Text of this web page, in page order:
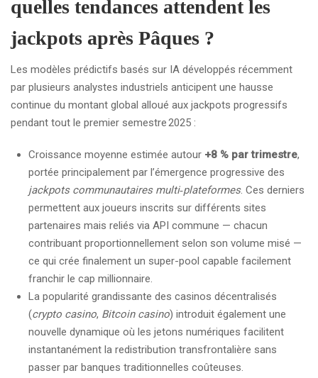
quelles tendances attendent les
jackpots après Pâques ?
Les modèles prédictifs basés sur IA développés récemment
par plusieurs analystes industriels anticipent une hausse
continue du montant global alloué aux jackpots progressifs
pendant tout le premier semestre 2025 :
Croissance moyenne estimée autour +8 % par trimestre,
portée principalement par l’émergence progressive des
jackpots communautaires multi‑plateformes. Ces derniers
permettent aux joueurs inscrits sur différents sites
partenaires mais reliés via API commune — chacun
contribuant proportionnellement selon son volume misé —
ce qui crée finalement un super-pool capable facilement
franchir le cap millionnaire.
La popularité grandissante des casinos décentralisés
(crypto casino, Bitcoin casino) introduit également une
nouvelle dynamique où les jetons numériques facilitent
instantanément la redistribution transfrontalière sans
passer par banques traditionnelles coûteuses.